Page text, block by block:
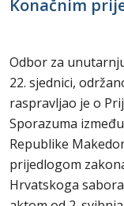
Konačnim
Odbor za
22. sjednici,
raspravljao je o
Sporazuma
Republike
prijedlogom
Hrvatskoga